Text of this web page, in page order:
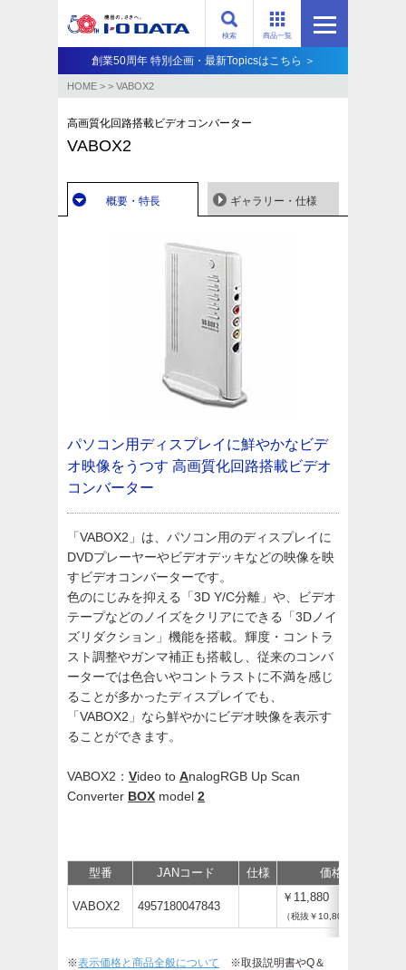
商品一覧
検索
創業50周年 特別企画・最新Topicsはこちら ＞
HOME > > VABOX2
高画質化回路搭載ビデオコンバーター
VABOX2
概要・特長 ギャラリー・仕様
パソコン用ディスプレイに鮮やかなビデ
オ映像をうつす 高画質化回路搭載ビデオ
コンバーター
「VABOX2」は、パソコン用のディスプレイに
DVDプレーヤーやビデオデッキなどの映像を映
すビデオコンバーターです。
色のにじみを抑える「3D Y/C分離」や、ビデオ
テープなどのノイズをクリアにできる「3Dノイ
ズリダクション」機能を搭載。輝度・コントラ
スト調整やガンマ補正も搭載し、従来のコンバ
ーターでは色合いやコントラストに不満を感じ
ることが多かったディスプレイでも、
「VABOX2」なら鮮やかにビデオ映像を表示す
ることができます。
VABOX2： Video to AnalogRGB Up Scan
Converter BOX model 2
型番 JANコード 仕様 価格
VABOX2 4957180047843
￥11,880
（税抜￥10,800）
※表示価格と商品全般について ※取扱説明書やQ＆